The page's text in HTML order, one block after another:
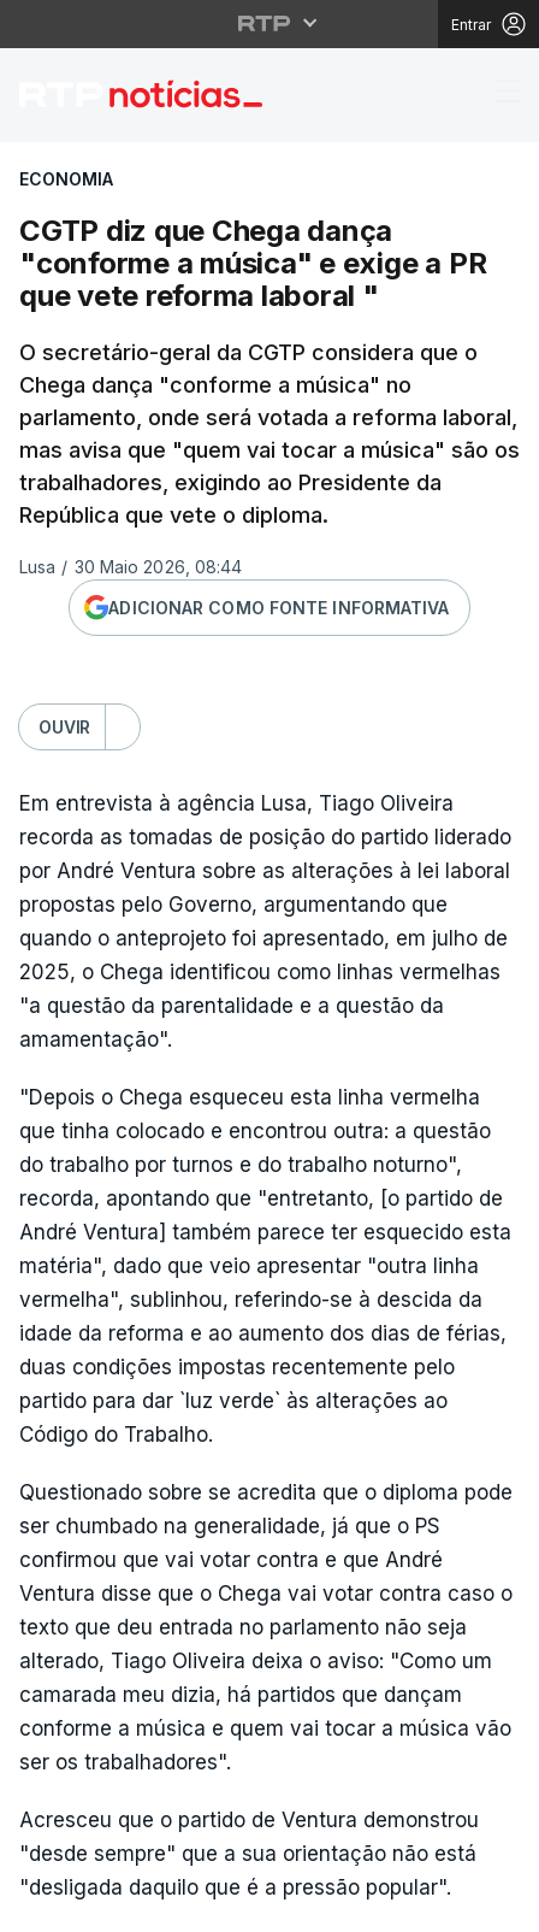
Entrar
CGTP diz que Chega
ECONOMIA
CGTP diz que Chega dança
"conforme a música" e exige a PR
que vete reforma laboral "
O secretário-geral da CGTP considera que o
Chega dança "conforme a música" no
parlamento, onde será votada a reforma laboral,
mas avisa que "quem vai tocar a música" são os
trabalhadores, exigindo ao Presidente da
República que vete o diploma.
Lusa / 30 Maio 2026, 08:44
ADICIONAR COMO FONTE INFORMATIVA
OUVIR
Em entrevista à agência Lusa, Tiago Oliveira
recorda as tomadas de posição do partido liderado
por André Ventura sobre as alterações à lei laboral
propostas pelo Governo, argumentando que
quando o anteprojeto foi apresentado, em julho de
2025, o Chega identificou como linhas vermelhas
"a questão da parentalidade e a questão da
amamentação".
"Depois o Chega esqueceu esta linha vermelha
que tinha colocado e encontrou outra: a questão
do trabalho por turnos e do trabalho noturno",
recorda, apontando que "entretanto, [o partido de
André Ventura] também parece ter esquecido esta
matéria", dado que veio apresentar "outra linha
vermelha", sublinhou, referindo-se à descida da
idade da reforma e ao aumento dos dias de férias,
duas condições impostas recentemente pelo
partido para dar `luz verde` às alterações ao
Código do Trabalho.
Questionado sobre se acredita que o diploma pode
ser chumbado na generalidade, já que o PS
confirmou que vai votar contra e que André
Ventura disse que o Chega vai votar contra caso o
texto que deu entrada no parlamento não seja
alterado, Tiago Oliveira deixa o aviso: "Como um
camarada meu dizia, há partidos que dançam
conforme a música e quem vai tocar a música vão
ser os trabalhadores".
Acresceu que o partido de Ventura demonstrou
"desde sempre" que a sua orientação não está
"desligada daquilo que é a pressão popular".